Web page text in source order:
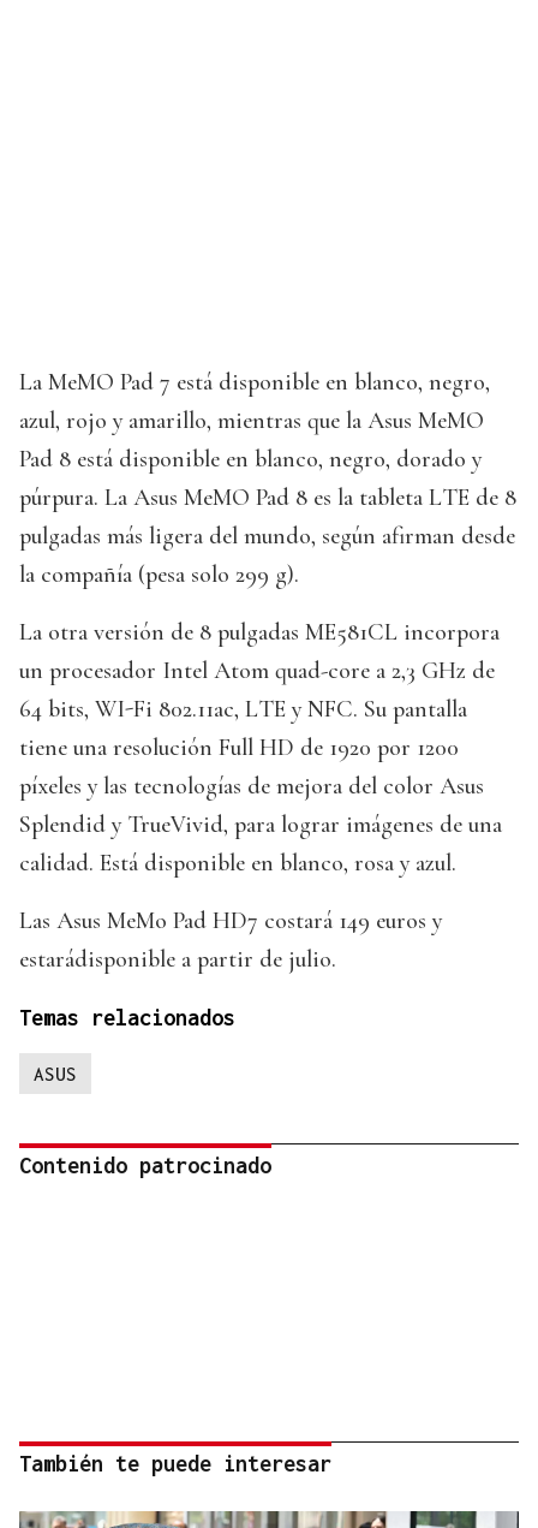
La MeMO Pad 7 está disponible en blanco, negro,
azul, rojo y amarillo, mientras que la Asus MeMO
Pad 8 está disponible en blanco, negro, dorado y
púrpura. La Asus MeMO Pad 8 es la tableta LTE de 8
pulgadas más ligera del mundo, según afirman desde
la compañía (pesa solo 299 g).
La otra versión de 8 pulgadas ME581CL incorpora
un procesador Intel Atom quad-core a 2,3 GHz de
64 bits, WI-Fi 802.11ac, LTE y NFC. Su pantalla
tiene una resolución Full HD de 1920 por 1200
píxeles y las tecnologías de mejora del color Asus
Splendid y TrueVivid, para lograr imágenes de una
calidad. Está disponible en blanco, rosa y azul.
Las Asus MeMo Pad HD7 costará 149 euros y
estarádisponible a partir de julio.
Temas relacionados
ASUS
Contenido patrocinado
También te puede interesar